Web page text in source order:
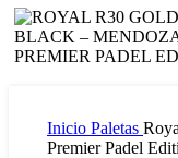
Inicio Paletas
Premier Padel